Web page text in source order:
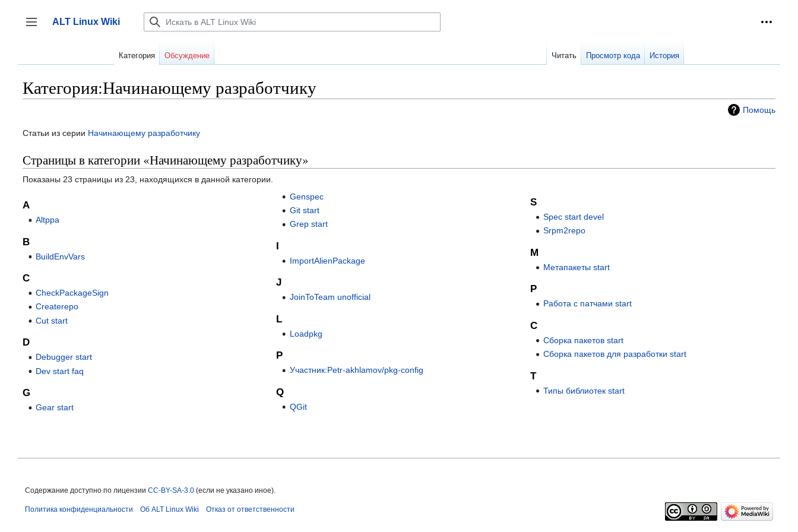
содержанию
Переключить боковую панель
ALT Linux Wiki
Категория Обсуждение Читать Просмотр кода История
Категория:Начинающему разработчику
Помощь
Статьи из серии Начинающему разработчику
Страницы в категории «Начинающему разработчику»
Показаны 23 страницы из 23, находящихся в данной категории.
A
Altppa
B
BuildEnvVars
C
CheckPackageSign
Createrepo
Cut start
D
Debugger start
Dev start faq
G
Gear start
Genspec
Git start
Grep start
I
ImportAlienPackage
J
JoinToTeam unofficial
L
Loadpkg
P
Участник:Petr-akhlamov/pkg-config
Q
QGit
S
Spec start devel
Srpm2repo
М
Метапакеты start
Р
Работа с патчами start
С
Сборка пакетов start
Сборка пакетов для разработки start
Т
Типы библиотек start
Содержание доступно по лицензии CC-BY-SA-3.0 (если не указано иное).
Политика конфиденциальности Об ALT Linux Wiki Отказ от ответственности